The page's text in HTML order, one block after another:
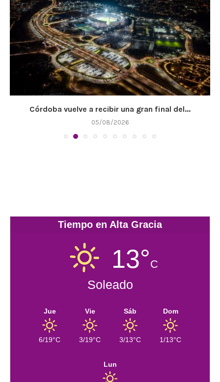
Córdoba vuelve a recibir una gran final del...
05/08/2026
Tiempo en Alta Gracia
13°C
Soleado
Jue
6/19°C
Vie
3/19°C
Sáb
3/13°C
Dom
1/13°C
Lun